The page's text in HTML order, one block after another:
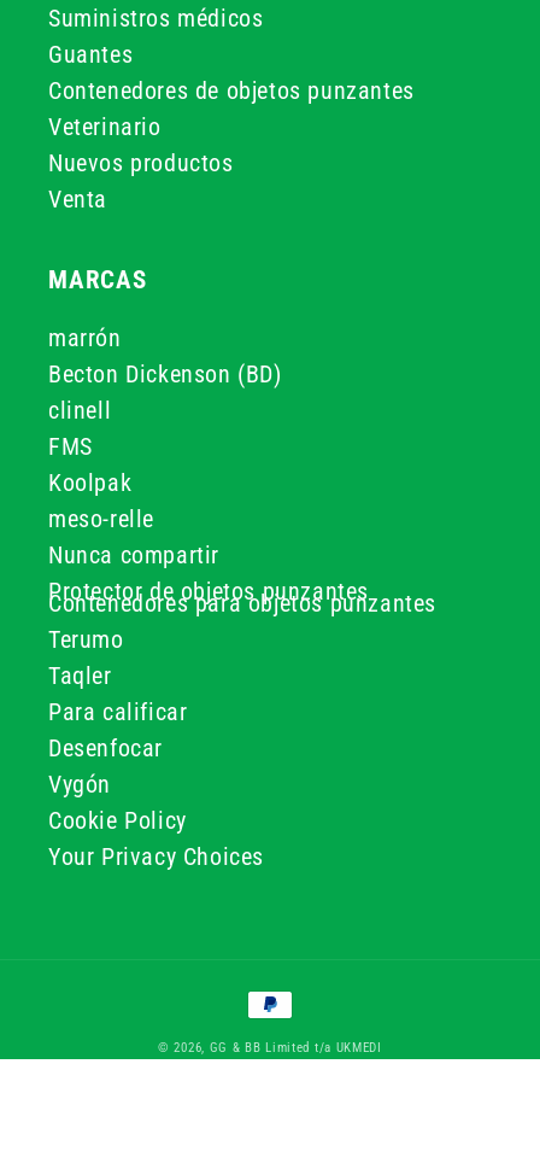
Suministros médicos
Guantes
Contenedores de objetos punzantes
Veterinario
Nuevos productos
Venta
MARCAS
marrón
Becton Dickenson (BD)
clinell
FMS
Koolpak
meso-relle
Nunca compartir
Protector de objetos punzantes
Contenedores para objetos punzantes
Terumo
Taqler
Para calificar
Desenfocar
Vygón
Cookie Policy
Your Privacy Choices
Formas
de
pago
© 2026, GG & BB Limited t/a UKMEDI